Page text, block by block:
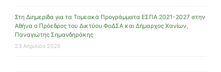
Στη Διημερίδα για τα Τομεακά Προγράμματα ΕΣΠΑ 2021-2027 στην
Αθήνα ο Πρόεδρος του Δικτύου ΦοΔΣΑ και Δήμαρχος Χανίων,
Παναγιώτης Σημανδηράκης
23 Απριλίου 2026